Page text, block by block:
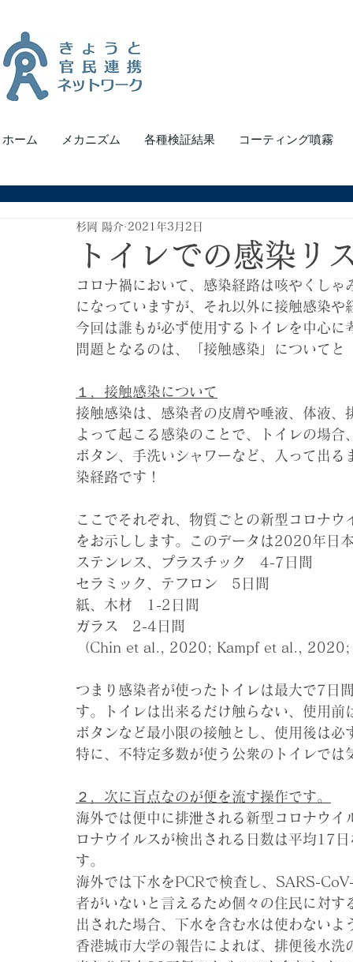
ホーム メカニズム 各種検証結果 コーティング噴霧
トイレでの感染リ
杉岡 陽介 2021年3月2日
コロナ禍において、感染経路は咳やくし
になっていますが、それ以外に接触感染や
今回は誰もが必ず使用するトイレを中心に
問題となるのは、「接触感染」についてと
１，接触感染について
接触感染は、感染者の皮膚や唾液、体液
よって起こる感染のことで、トイレの場
ボタン、手洗いシャワーなど、入って出
染経路です！
ここでそれぞれ、物質ごとの新型コロナ
をお示しします。このデータは2020年日
ステンレス、プラスチック　4-7日間
セラミック、テフロン　5日間
紙、木材　1-2日間
ガラス　2-4日間
（Chin et al., 2020; Kampf et al.,
つまり感染者が使ったトイレは最大で7日
す。トイレは出来るだけ触らない、使用
ボタンなど最小限の接触とし、使用後は
特に、不特定多数が使う公衆のトイレでは
２，次に盲点なのが便を流す操作です。
海外では便中に排泄される新型コロナウ
ロナウイルスが検出される日数は平均17
す。
海外では下水をPCRで検査し、SARS-
者がいないと言えるため個々の住民に対
出された場合、下水を含む水は使わない
香港城市大学の報告によれば、排便後水